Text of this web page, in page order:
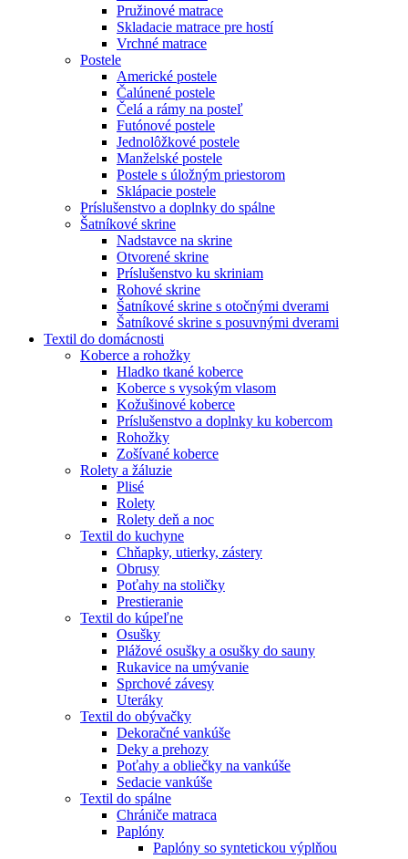
Pružinové matrace
Skladacie matrace pre hostí
Vrchné matrace
Postele
Americké postele
Čalúnené postele
Čelá a rámy na posteľ
Futónové postele
Jednolôžkové postele
Manželské postele
Postele s úložným priestorom
Sklápacie postele
Príslušenstvo a doplnky do spálne
Šatníkové skrine
Nadstavce na skrine
Otvorené skrine
Príslušenstvo ku skriniam
Rohové skrine
Šatníkové skrine s otočnými dverami
Šatníkové skrine s posuvnými dverami
Textil do domácnosti
Koberce a rohožky
Hladko tkané koberce
Koberce s vysokým vlasom
Kožušinové koberce
Príslušenstvo a doplnky ku kobercom
Rohožky
Zošívané koberce
Rolety a žáluzie
Plisé
Rolety
Rolety deň a noc
Textil do kuchyne
Chňapky, utierky, zástery
Obrusy
Poťahy na stoličky
Prestieranie
Textil do kúpeľne
Osušky
Plážové osušky a osušky do sauny
Rukavice na umývanie
Sprchové závesy
Uteráky
Textil do obývačky
Dekoračné vankúše
Deky a prehozy
Poťahy a obliečky na vankúše
Sedacie vankúše
Textil do spálne
Chrániče matraca
Paplóny
Paplóny so syntetickou výplňou